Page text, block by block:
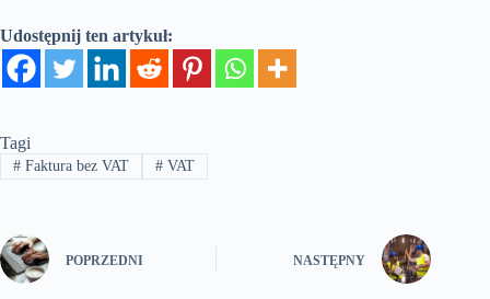
Udostępnij ten artykuł:
Tagi
#Faktura bez VAT #VAT
POPRZEDNI NASTĘPNY